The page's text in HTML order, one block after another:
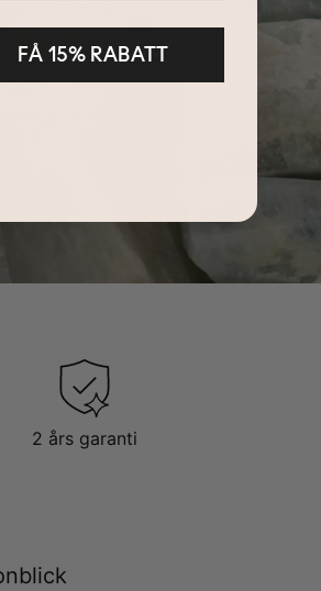
2 års garanti
FÅ 15% RABATT